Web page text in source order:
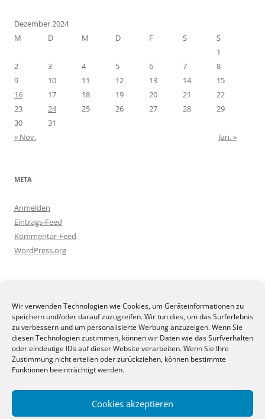
Wir verwenden Technologien wie Cookies, um Geräteinformationen zu
speichern und/oder darauf zuzugreifen. Wir tun dies, um das Surferlebnis
zu verbessern und um personalisierte Werbung anzuzeigen. Wenn Sie
diesen Technologien zustimmen, können wir Daten wie das Surfverhalten
oder eindeutige IDs auf dieser Website verarbeiten. Wenn Sie Ihre
Zustimmung nicht erteilen oder zurückziehen, können bestimmte
Funktionen beeinträchtigt werden.
Cookies akzeptieren
Dezember 2024
M
D M D F S
S
1
2
3 4 5 6 7
8
9
10 11 12 13 14
15
16
17 18 19 20 21
22
23
24 25 26 27 28
29
30
31
« Nov.
Jan. »
META
Anmelden
Eintrags-Feed
Kommentar-Feed
WordPress.org
BLOGGERAMT